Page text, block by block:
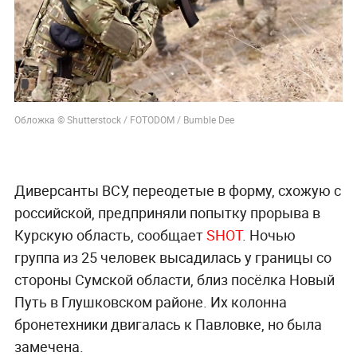
Обложка © Shutterstock / FOTODOM / Bumble Dee
Диверсанты ВСУ, переодетые в форму, схожую с
российской, предприняли попытку прорыва в
Курскую область, сообщаетSHOT. Ночью
группа из 25 человек высадилась у границы со
стороны Сумской области, близ посёлка Новый
Путь в Глушковском районе. Их колонна
бронетехники двигалась к Павловке, но была
замечена.